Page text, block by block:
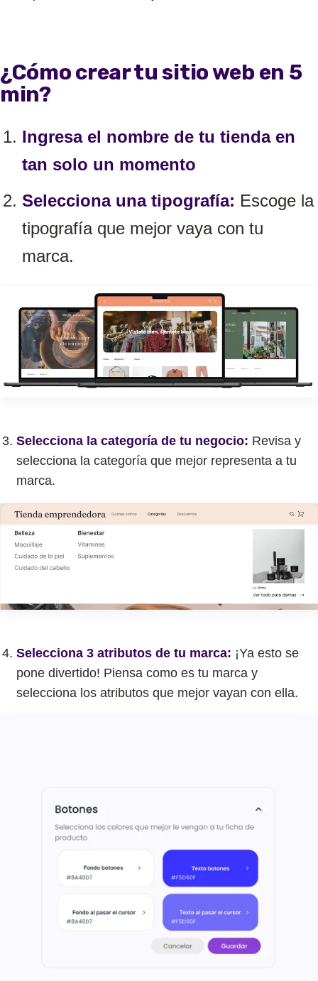
¿Cómo crear tu sitio web en 5
min?
Ingresa el nombre de tu tienda en
tan solo un momento
Selecciona una tipografía: Escoge la
tipografía que mejor vaya con tu
marca.
Selecciona la categoría de tu negocio: Revisa y
selecciona la categoría que mejor representa a tu
marca.
Selecciona 3 atributos de tu marca: ¡Ya esto se
pone divertido! Piensa como es tu marca y
selecciona los atributos que mejor vayan con ella.